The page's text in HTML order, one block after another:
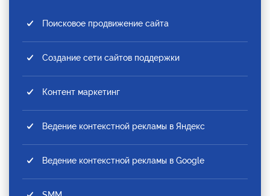
Поисковое продвижение сайта
Создание сети сайтов поддержки
Контент маркетинг
Ведение контекстной рекламы в Яндекс
Ведение контекстной рекламы в Google